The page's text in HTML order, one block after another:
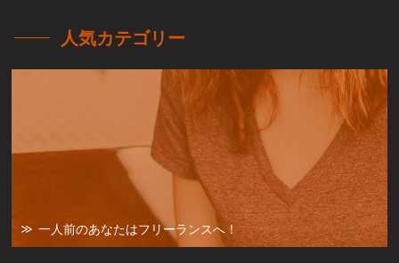
人気カテゴリー
一人前のあなたはフリーランスへ！